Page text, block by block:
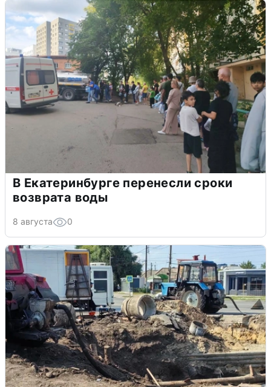
В Екатеринбурге перенесли сроки
возврата воды
8 августа 0